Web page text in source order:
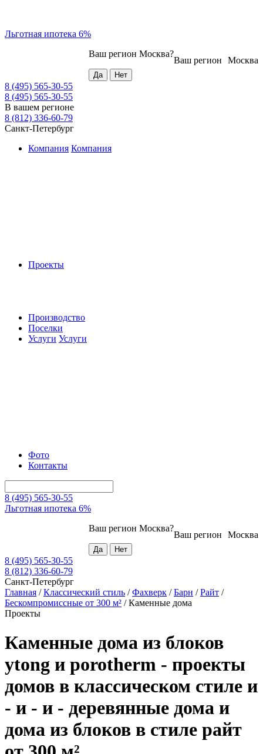
Льготная ипотека 6%
Москва
Ваш регион
Ваш регион Москва?
8 (495) 565-30-55
8 (495) 565-30-55
В вашем регионе
8 (812) 336-60-79
Санкт-Петербург
Компания Компания
Проекты
Производство
Поселки
Услуги Услуги
Фото
Контакты
8 (495) 565-30-55
Льготная ипотека 6%
Москва
Ваш регион
Ваш регион Москва?
8 (495) 565-30-55
8 (812) 336-60-79
Санкт-Петербург
Главная /Классический стиль /Фахверк /Барн /Райт /
Бескомпромиссные от 300 м² /Каменные дома
Проекты
Каменные дома из блоков
ytong и porotherm - проекты
домов в классическом стиле и
- и - и - деревянные дома и
дома из блоков в стиле райт